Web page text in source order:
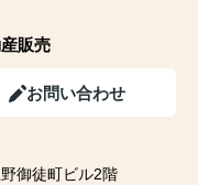
販売
お問い合わせ
御徒町ビル2階